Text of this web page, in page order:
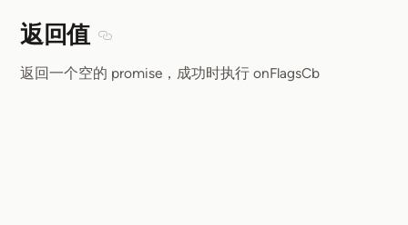
返回值
返回一个空的 promise，成功时执行 onFlagsCb